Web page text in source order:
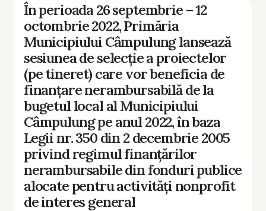
În perioada 26 septembrie – 12
octombrie 2022, Primăria
Municipiului Câmpulung lansează
sesiunea de selecţie a proiectelor
(pe tineret) care vor beneficia de
finanţare nerambursabilă de la
bugetul local al Municipiului
Câmpulung pe anul 2022, în baza
Legii nr. 350 din 2 decembrie 2005
privind regimul finanţărilor
nerambursabile din fonduri publice
alocate pentru activităţi nonprofit
de interes general